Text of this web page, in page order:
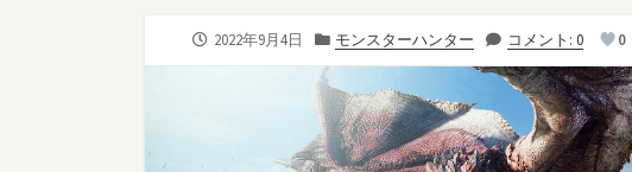
公
2022年9月4日
カ
ゴ
リ
ー
モンスターハンター コメント: 0 0